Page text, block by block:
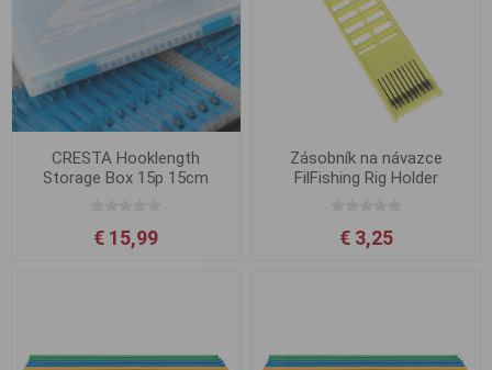
CRESTA Hooklength
Storage Box 15p 15cm
€ 15,99
Zásobník na návazce
FilFishing Rig Holder
€ 3,25